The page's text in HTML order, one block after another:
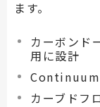
ます。
カーボンド
用に設計
Continuum
カーブドフ